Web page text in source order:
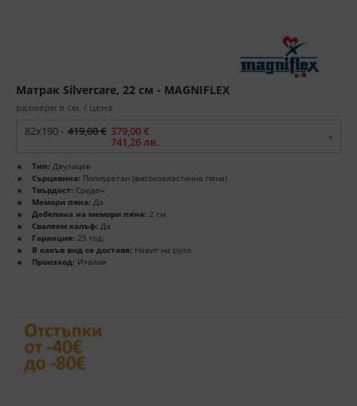
Матрак Silvercare, 22 см - MAGNIFLEX
размери в см. / цена
82x190 - 419,00 € 379,00 €
741,26 лв.
Тип: Двулицев
Сърцевина: Полиуретан (високоеластична пяна)
Твърдост: Среден
Мемори пяна: Да
Дебелина на мемори пяна: 2 см
Сваляем калъф: Да
Гаранция: 25 год.
В какъв вид се доставя: Навит на руло
Произход: Италия